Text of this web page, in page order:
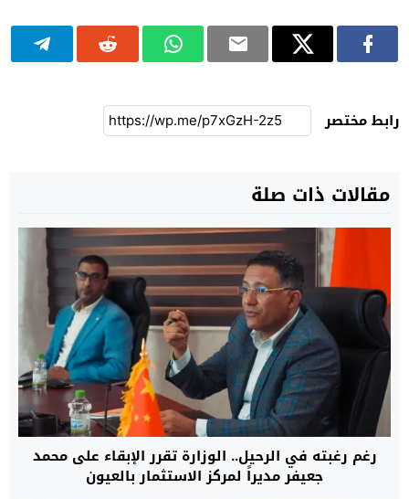
رابط مختصر
مقالات ذات صلة
رغم رغبته في الرحيل.. الوزارة تقرر الإبقاء على محمد
جعيفر مديراً لمركز الاستثمار بالعيون